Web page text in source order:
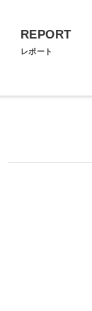
REPORT
レポート